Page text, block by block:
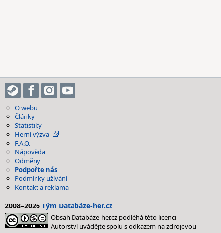
O webu
Články
Statistiky
Herní výzva
F.A.Q.
Nápověda
Odměny
Podpořte nás
Podmínky užívání
Kontakt a reklama
2008–2026 Tým Databáze-her.cz
Obsah Databáze-her.cz podléhá této licenci
Autorství uvádějte spolu s odkazem na zdrojovou